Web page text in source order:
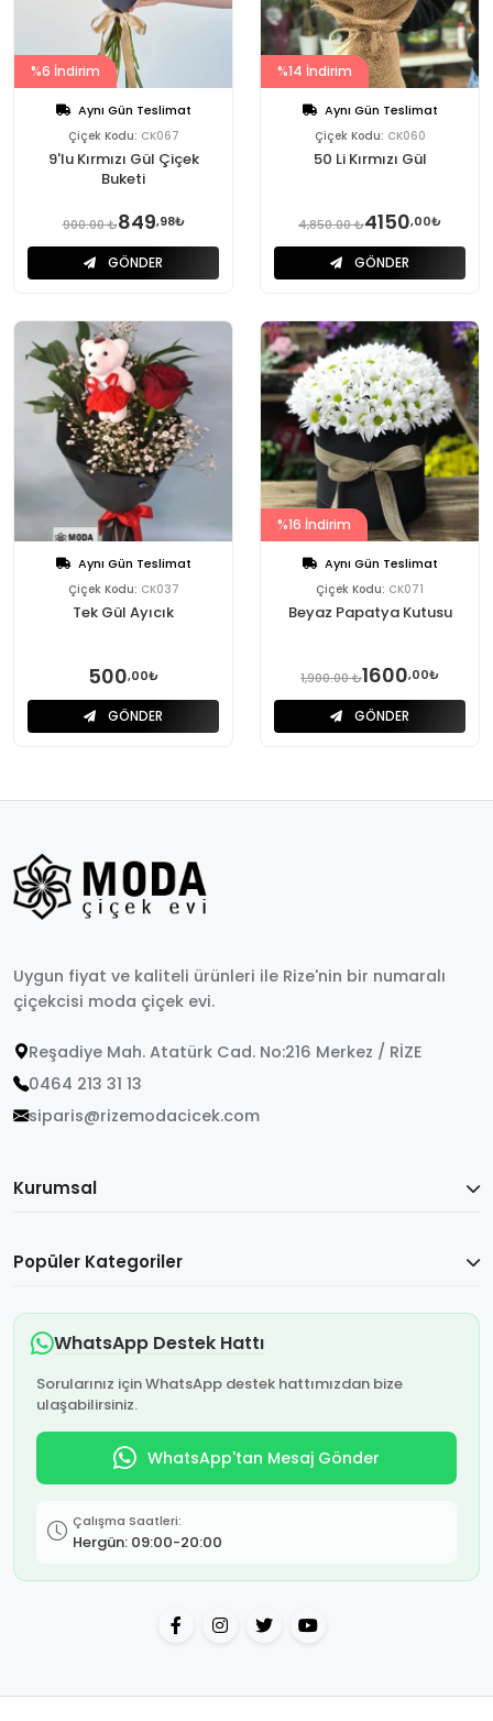
%6 İndirim
Aynı Gün Teslimat
Çiçek Kodu: CK067
9'lu Kırmızı Gül Çiçek
Buketi
900.00 ₺849,98₺
GÖNDER
%14 İndirim
Aynı Gün Teslimat
Çiçek Kodu: CK060
50 Li Kırmızı Gül
4,850.00 ₺4150,00₺
GÖNDER
Aynı Gün Teslimat
Çiçek Kodu: CK037
Tek Gül Ayıcık
500,00₺
GÖNDER
%16 İndirim
Aynı Gün Teslimat
Çiçek Kodu: CK071
Beyaz Papatya Kutusu
1,900.00 ₺1600,00₺
GÖNDER
Uygun fiyat ve kaliteli ürünleri ile Rize'nin bir numaralı
çiçekcisi moda çiçek evi.
Reşadiye Mah. Atatürk Cad. No:216 Merkez / RİZE
0464 213 31 13
siparis@rizemodacicek.com
Kurumsal
Popüler Kategoriler
WhatsApp Destek Hattı
Sorularınız için WhatsApp destek hattımızdan bize
ulaşabilirsiniz.
WhatsApp'tan Mesaj Gönder
Çalışma Saatleri:
Hergün: 09:00-20:00